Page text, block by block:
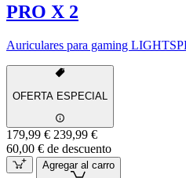
PRO X 2
Auriculares para gaming
OFERTA ESPECIAL
179,99 € 239,99 €
60,00 € de descuento
Agregar al carro